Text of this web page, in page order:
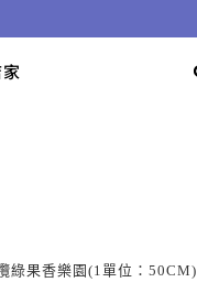
綠果香樂園(1單位：50CM)